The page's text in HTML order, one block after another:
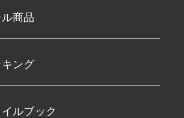
商品
ング
ルブック